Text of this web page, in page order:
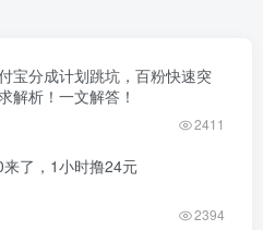
宝分成计划跳坑，百粉快速突
解析！一文解答！
2411
了，1小时撸24元
2394